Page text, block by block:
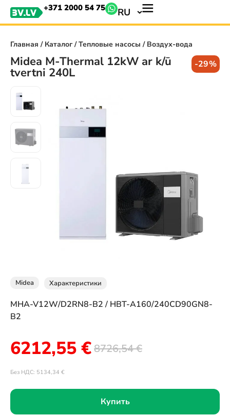
+371 2000 54 75 RU
Главная / Каталог/Тепловые насосы / Воздух-вода
Midea M-Thermal 12kW ar k/ū
tvertni 240L
-29%
Midea Характеристики
MHA-V12W/D2RN8-B2 / HBT-A160/240CD90GN8-
B2
8726,54€
6212,55€
Без НДС: 5134,34 €
Купить